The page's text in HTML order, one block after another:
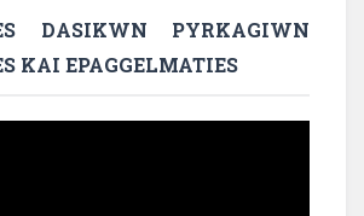
DASIKWN PYRKAGIWN
KAI EPAGGELMATIES